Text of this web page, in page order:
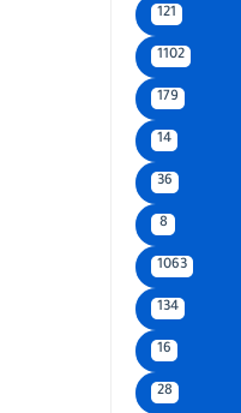
121
1102
179
14
36
8
1063
134
16
28